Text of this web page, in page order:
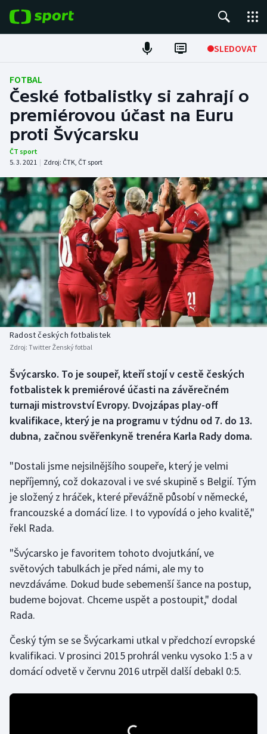
SLEDOVAT
Fotbal
Hokej
Tenis
Atletika
Cyklistika
DALŠÍ SPORTY
Americký fotbal
Baseball a softbal
Basketbal
Biatlon
Box
Curling
Florbal
Golf
Gymnastika
Házená
Jezdectví
Judo
Krasobruslení
NEPŘEHLÉDNĚTE
Soutěže
Historické návraty
Aplikace ČT sport
FOTBAL
České fotbalistky si zahrají o
premiérovou účast na Euru
proti Švýcarsku
ČT sport
5. 3. 2021 | Zdroj: ČTK, ČT sport
Radost českých fotbalistek
Zdroj: Twitter Ženský fotbal
Švýcarsko. To je soupeř, kteří stojí v cestě českých
fotbalistek k premiérové účasti na závěrečném
turnaji mistrovství Evropy. Dvojzápas play-off
kvalifikace, který je na programu v týdnu od 7. do 13.
dubna, začnou svěřenkyně trenéra Karla Rady doma.
"Dostali jsme nejsilnějšího soupeře, který je velmi
nepříjemný, což dokazoval i ve své skupině s Belgií. Tým
je složený z hráček, které převážně působí v německé,
francouzské a domácí lize. I to vypovídá o jeho kvalitě,"
řekl Rada.
"Švýcarsko je favoritem tohoto dvojutkání, ve
světových tabulkách je před námi, ale my to
nevzdáváme. Dokud bude sebemenší šance na postup,
budeme bojovat. Chceme uspět a postoupit," dodal
Rada.
Český tým se se Švýcarkami utkal v předchozí evropské
kvalifikaci. V prosinci 2015 prohrál venku vysoko 1:5 a v
domácí odvetě v červnu 2016 utrpěl další debakl 0:5.